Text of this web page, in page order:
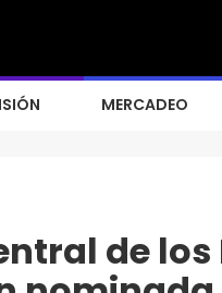
MERCADEO
de los